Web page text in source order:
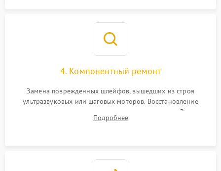
4. Компонентный ремонт
Замена поврежденных шлейфов, вышедших из строя
ультразвуковых или шаговых моторов. Восстановление
геометрии направляющих при заклинивании зума. Замена
неисправного блока диафрагмы, датчиков положения или
Подробнее